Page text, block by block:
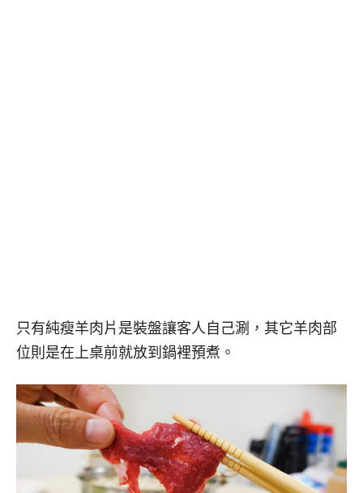
只有純瘦羊肉片是裝盤讓客人自己涮，其它羊肉部
位則是在上桌前就放到鍋裡預煮。